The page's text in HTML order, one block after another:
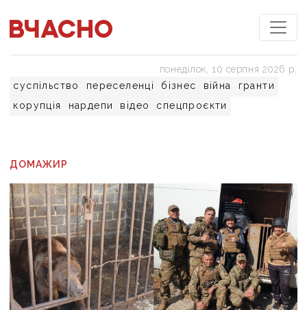
суспільство переселенці бізнес війна
гранти
корупція
нардепи відео спецпроєкти
понеділок, 10 серпня 2026 р.
ДОМАЖИР